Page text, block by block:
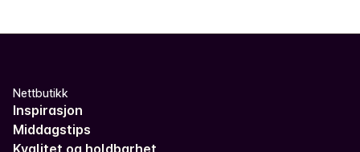
Nettbutikk
Inspirasjon
Middagstips
Kvalitet og holdbarhet